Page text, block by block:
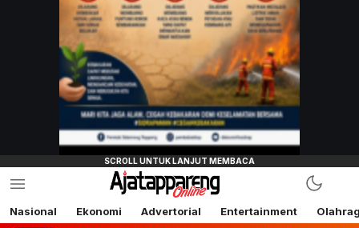
Nasional Ekonomi Advertorial Entertainment